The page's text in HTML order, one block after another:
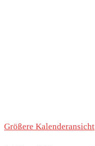
Größere Kalenderansicht